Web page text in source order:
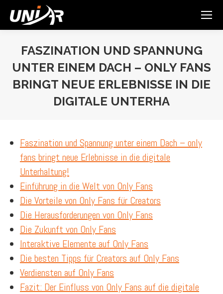
FASZINATION UND SPANNUNG
UNTER EINEM DACH – ONLY FANS
BRINGT NEUE ERLEBNISSE IN DIE
DIGITALE UNTERHA
Faszination und Spannung unter einem Dach – only
fans bringt neue Erlebnisse in die digitale
Unterhaltung!
Einführung in die Welt von Only Fans
Die Vorteile von Only Fans für Creators
Die Herausforderungen von Only Fans
Die Zukunft von Only Fans
Interaktive Elemente auf Only Fans
Die besten Tipps für Creators auf Only Fans
Verdiensten auf Only Fans
Fazit: Der Einfluss von Only Fans auf die digitale